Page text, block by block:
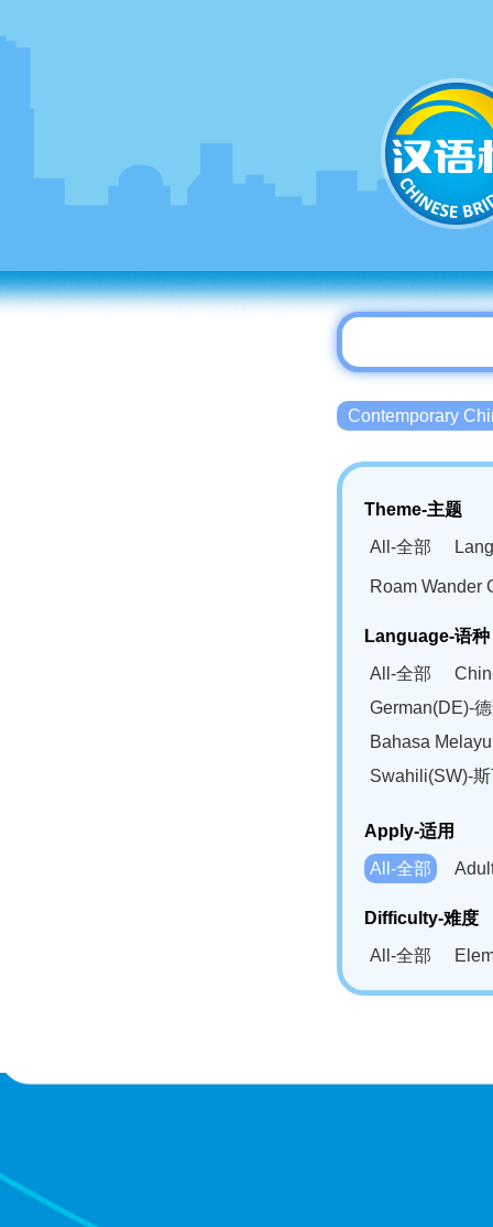
Contemporary
Theme-主题
All-全部
Roam Wander
Language-语种
All-全部
German(DE)-
Bahasa
Swahili(SW)-
Apply-适用
All-全部
Difficulty-难度
All-全部